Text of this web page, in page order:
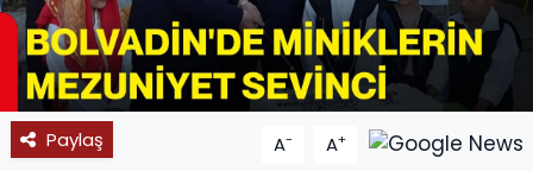
Paylaş A- A+